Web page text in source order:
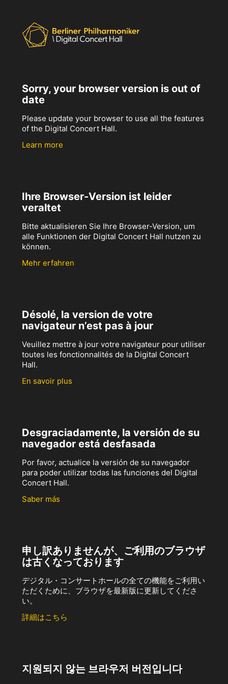
Sorry, your browser version is out of
date
Please update your browser to use all the features
of the Digital Concert Hall.
Learn more
Ihre Browser-Version ist leider
veraltet
Bitte aktualisieren Sie Ihre Browser-Version, um
alle Funktionen der Digital Concert Hall nutzen zu
können.
Mehr erfahren
Désolé, la version de votre
navigateur n’est pas à jour
Veuillez mettre à jour votre navigateur pour utiliser
toutes les fonctionnalités de la Digital Concert
Hall.
En savoir plus
Desgraciadamente, la versión de su
navegador está desfasada
Por favor, actualice la versión de su navegador
para poder utilizar todas las funciones del Digital
Concert Hall.
Saber más
申し訳ありませんが、ご利用のブラウザ
は古くなっております
デジタル・コンサートホールの全ての機能をご利用い
ただくために、ブラウザを最新版に更新してくださ
い。
詳細はこちら
지원되지 않는 브라우저 버전입니다